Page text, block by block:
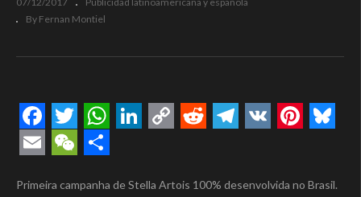
By Fernan Montiel
Facebook
TwitterWhatsApp
Primeira campanha de Stella Artois 100% desenvolvida no Brasil.